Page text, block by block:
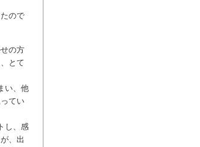
ので
の方
とて
い、他
てい
し、感
、出